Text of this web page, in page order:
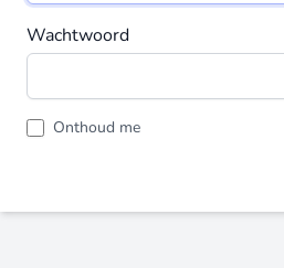
Wachtwoord
Onthoud me